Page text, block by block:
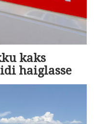
kaks
haiglasse